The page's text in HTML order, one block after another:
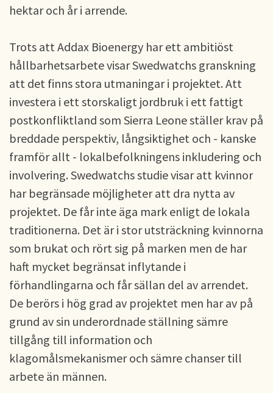
hektar och år i arrende.
Trots att Addax Bioenergy har ett ambitiöst
hållbarhetsarbete visar Swedwatchs granskning
att det finns stora utmaningar i projektet. Att
investera i ett storskaligt jordbruk i ett fattigt
postkonfliktland som Sierra Leone ställer krav på
breddade perspektiv, långsiktighet och - kanske
framför allt - lokalbefolkningens inkludering och
involvering. Swedwatchs studie visar att kvinnor
har begränsade möjligheter att dra nytta av
projektet. De får inte äga mark enligt de lokala
traditionerna. Det är i stor utsträckning kvinnorna
som brukat och rört sig på marken men de har
haft mycket begränsat inflytande i
förhandlingarna och får sällan del av arrendet.
De berörs i hög grad av projektet men har av på
grund av sin underordnade ställning sämre
tillgång till information och
klagomålsmekanismer och sämre chanser till
arbete än männen.